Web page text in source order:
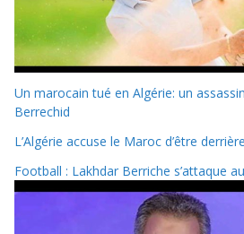
Un marocain tué en Algérie: un
Berrechid
L’Algérie accuse le Maroc d’être
Football : Lakhdar Berriche s’attaque